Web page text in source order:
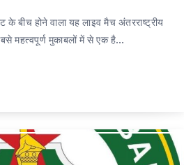
के बीच होने वाला यह लाइव मैच अंतरराष्ट्रीय
महत्वपूर्ण मुकाबलों में से एक है…